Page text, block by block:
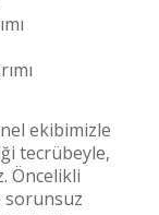
ekibimizle
tecrübeyle,
Öncelikli
sorunsuz